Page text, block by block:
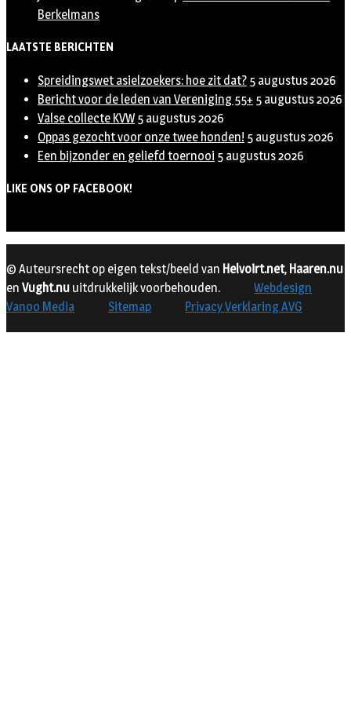
Berkelmans
LAATSTE BERICHTEN
Spreidingswet asielzoekers: hoe zit dat? 5 augustus 2026
Bericht voor de leden van Vereniging 55+ 5 augustus 2026
Valse collecte KVW 5 augustus 2026
Oppas gezocht voor onze twee honden! 5 augustus 2026
Een bijzonder en geliefd toernooi 5 augustus 2026
LIKE ONS OP FACEBOOK!
© Auteursrecht op eigen tekst/beeld van Helvoirt.net, Haaren.nu
en Vught.nu uitdrukkelijk voorbehouden.
Webdesign
Vanoo Media
Sitemap Privacy Verklaring AVG